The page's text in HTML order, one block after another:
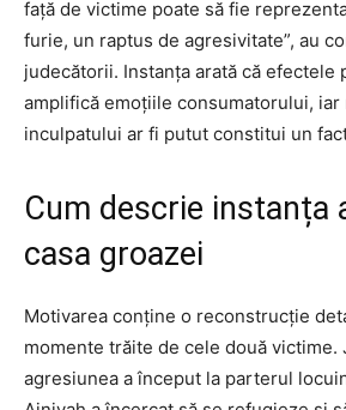
faţă de victime poate să fie
furie, un raptus de agresivitate”, au
judecătorii. Instanța arată că efectele
amplifică emoțiile consumatorului,
inculpatului ar fi putut constitui un
Cum descrie instanța
casa groazei
Motivarea conține o reconstrucție
momente trăite de cele două victime.
agresiunea a început la parterul